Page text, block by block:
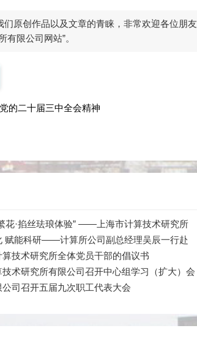
原创作品以及文章的青睐，非常欢迎各位朋友
限公司网站”。
的二十届三中全会精神
花·掐丝珐琅体验” ——上海市计算技术研究所
祝三八妇女节主题活动
赋能科研——计算所公司副总经理吴辰一行赴
心调研
技术研究所全体党员干部的倡议书
技术研究所有限公司召开中心组学习（扩大）会
实全面从严治党加强党风廉政建设和反腐败工
司召开五届九次职工代表大会